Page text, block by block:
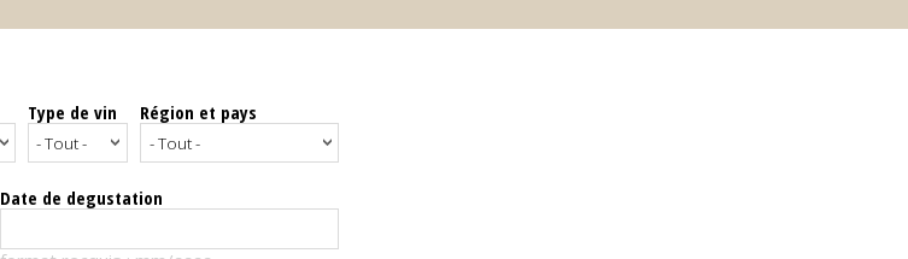
Type de vin Région et pays
Date de degustation